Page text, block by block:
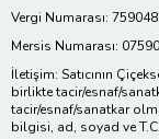
Vergi Numarası:
Mersis Numarası:
İletişim: Satıcının
birlikte tacir/esnaf/
tacir/esnaf/sanatkar
bilgisi, ad, soyad ve